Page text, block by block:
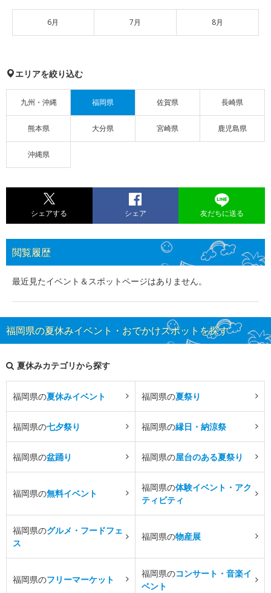
6月 7月 8月
エリアを絞り込む
九州・沖縄 福岡県 佐賀県 長崎県
熊本県 大分県 宮崎県 鹿児島県
沖縄県
シェアする シェア 友だちに送る
閲覧履歴
最近見たイベント＆スポットページはありません。
福岡県の夏休みイベント・おでかけスポットを探す
夏休みカテゴリから探す
福岡県の夏休みイベント 福岡県の夏祭り
福岡県の七夕祭り 福岡県の縁日・納涼祭
福岡県の盆踊り 福岡県の屋台のある夏祭り
福岡県の無料イベント
福岡県の体験イベント・アク
ティビティ
福岡県のグルメ・フードフェ
ス
福岡県の物産展
福岡県のフリーマーケット
福岡県のコンサート・音楽イ
ベント